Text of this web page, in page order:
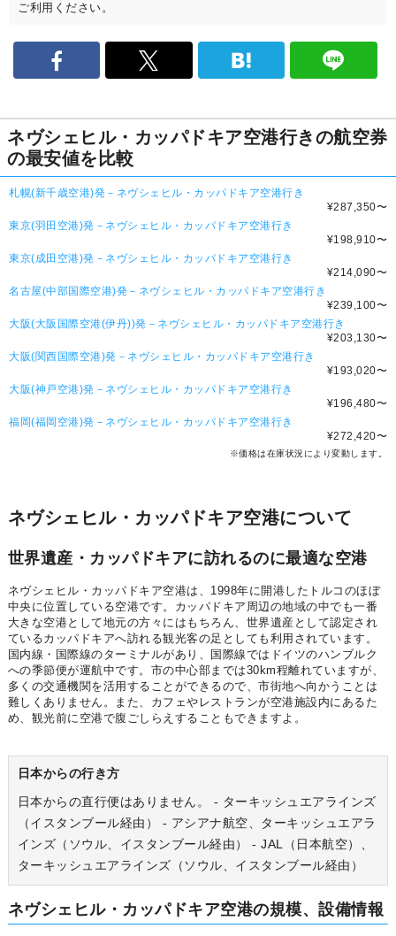
ご利用ください。
ネヴシェヒル・カッパドキア空港行きの航空券
の最安値を比較
札幌(新千歳空港)発－ネヴシェヒル・カッパドキア空港行き
¥287,350〜
東京(羽田空港)発－ネヴシェヒル・カッパドキア空港行き
¥198,910〜
東京(成田空港)発－ネヴシェヒル・カッパドキア空港行き
¥214,090〜
名古屋(中部国際空港)発－ネヴシェヒル・カッパドキア空港行き
¥239,100〜
大阪(大阪国際空港(伊丹))発－ネヴシェヒル・カッパドキア空港行き
¥203,130〜
大阪(関西国際空港)発－ネヴシェヒル・カッパドキア空港行き
¥193,020〜
大阪(神戸空港)発－ネヴシェヒル・カッパドキア空港行き
¥196,480〜
福岡(福岡空港)発－ネヴシェヒル・カッパドキア空港行き
¥272,420〜
※価格は在庫状況により変動します。
ネヴシェヒル・カッパドキア空港について
世界遺産・カッパドキアに訪れるのに最適な空港
ネヴシェヒル・カッパドキア空港は、1998年に開港したトルコのほぼ
中央に位置している空港です。カッパドキア周辺の地域の中でも一番
大きな空港として地元の方々にはもちろん、世界遺産として認定され
ているカッパドキアへ訪れる観光客の足としても利用されています。
国内線・国際線のターミナルがあり、国際線ではドイツのハンブルク
への季節便が運航中です。市の中心部までは30km程離れていますが、
多くの交通機関を活用することができるので、市街地へ向かうことは
難しくありません。また、カフェやレストランが空港施設内にあるた
め、観光前に空港で腹ごしらえすることもできますよ。
日本からの行き方
日本からの直行便はありません。 - ターキッシュエアラインズ
（イスタンブール経由） - アシアナ航空、ターキッシュエアラ
インズ（ソウル、イスタンブール経由） - JAL（日本航空）、
ターキッシュエアラインズ（ソウル、イスタンブール経由）
ネヴシェヒル・カッパドキア空港の規模、設備情報